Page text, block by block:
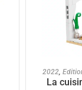
2022,
La